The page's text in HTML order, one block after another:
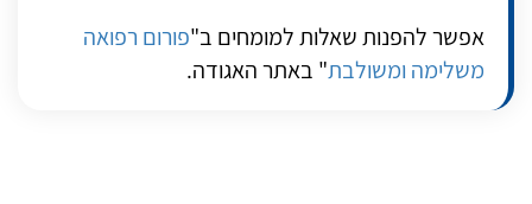
אפשר להפנות שאלות למומחים ב"פורום רפואה
משלימה ומשולבת" באתר האגודה.